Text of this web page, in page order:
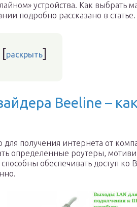
устройства. Как выбрать
подробно рассказано в статье.
[раскрыть]
Beeline –
для получения интернета от
определенные роутеры,
обеспечивать доступ